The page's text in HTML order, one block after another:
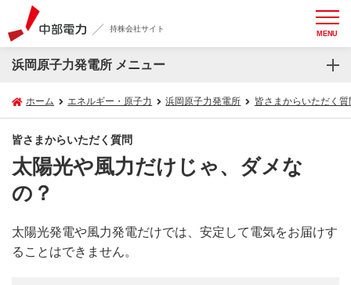
持株会社サイト MENU
浜岡原子力発電所 メニュー
ホーム エネルギー・原子力 浜岡原子力発電所 皆さまからいただく質
皆さまからいただく質問
太陽光や風力だけじゃ、ダメな
の？
太陽光発電や風力発電だけでは、安定して電気をお届けす
ることはできません。